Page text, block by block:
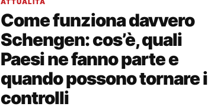
ATTUALITÀ
Come funziona davvero
Schengen: cos’è, quali
Paesi ne fanno parte e
quando possono tornare i
controlli